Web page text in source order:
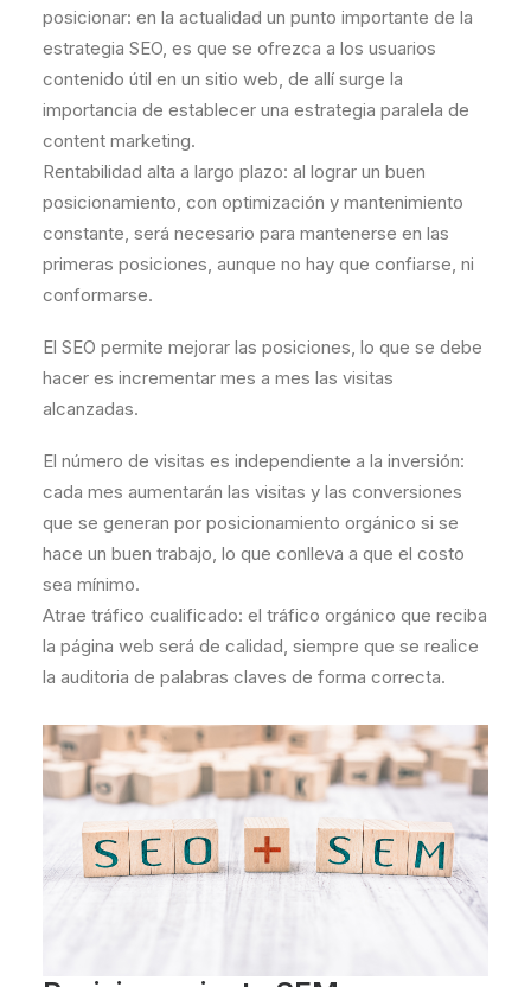
posicionar: en la actualidad un punto importante de la
estrategia SEO, es que se ofrezca a los usuarios
contenido útil en un sitio web, de allí surge la
importancia de establecer una estrategia paralela de
content marketing.
Rentabilidad alta a largo plazo: al lograr un buen
posicionamiento, con optimización y mantenimiento
constante, será necesario para mantenerse en las
primeras posiciones, aunque no hay que confiarse, ni
conformarse.
El SEO permite mejorar las posiciones, lo que se debe
hacer es incrementar mes a mes las visitas
alcanzadas.
El número de visitas es independiente a la inversión:
cada mes aumentarán las visitas y las conversiones
que se generan por posicionamiento orgánico si se
hace un buen trabajo, lo que conlleva a que el costo
sea mínimo.
Atrae tráfico cualificado: el tráfico orgánico que reciba
la página web será de calidad, siempre que se realice
la auditoria de palabras claves de forma correcta.